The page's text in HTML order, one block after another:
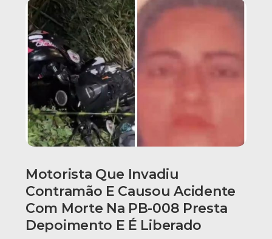
Motorista Que Invadiu
Contramão E Causou Acidente
Com Morte Na PB-008 Presta
Depoimento E É Liberado